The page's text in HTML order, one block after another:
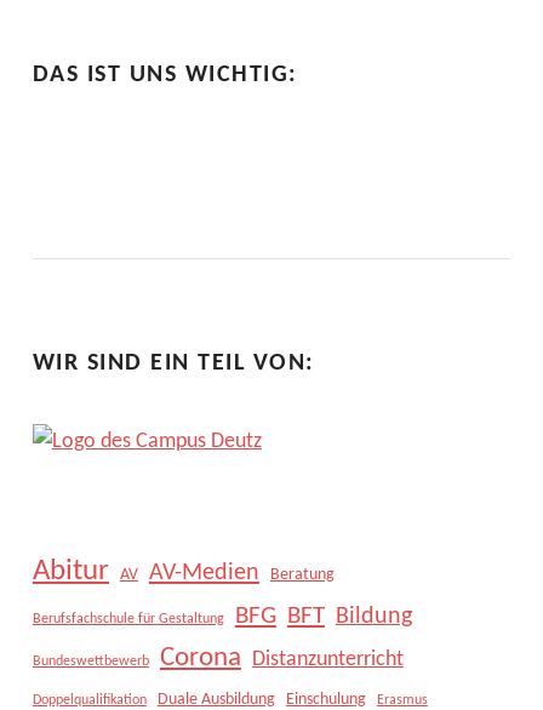
JDAS IST UNS WICHTIG:
WIR SIND EIN TEIL VON:
Abitur AV AV-Medien Beratung
Berufsfachschule für Gestaltung BFG BFT Bildung
Bundeswettbewerb Corona Distanzunterricht
Doppelqualifikation Duale Ausbildung Einschulung Erasmus